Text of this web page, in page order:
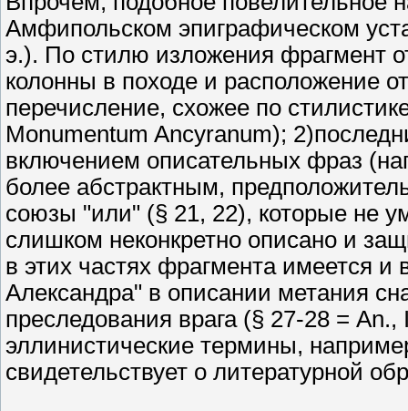
Амфипольском эпиграфическом
э.). По стилю изложения фрагмент
колонны в походе и расположение
перечисление, схожее по
Monumentum Ancyranum);
включением описательных фраз
более абстрактным,
союзы "или" (§ 21, 22), которые не
слишком неконкретно описано и
в этих частях фрагмента имеется
Александра" в описании метания
преследования врага (§ 27-28 =
эллинистические термины,
свидетельствует о литературной